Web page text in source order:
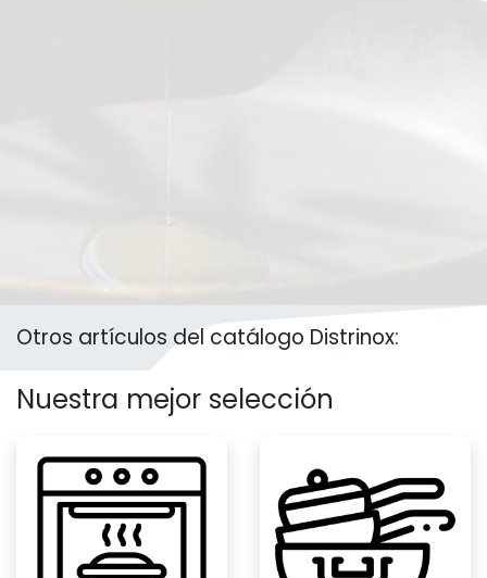
Otros artículos del catálogo Distrinox:
Nuestra mejor selección